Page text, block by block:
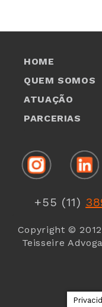
HOME
QUEM SOMOS
ATUAÇÃO
PARCERIAS
+55 (11)
Copyright ©
Teisseire